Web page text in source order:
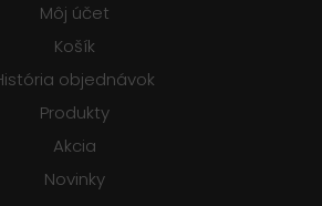
Môj účet
Košík
objednávok
Produkty
Akcia
Novinky